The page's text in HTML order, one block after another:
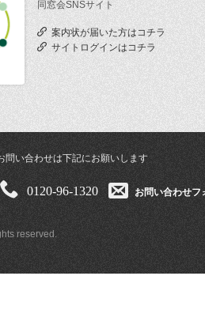
同窓会SNSサイト
案内状が届いた方はコチラ
サイトログインはコチラ
問い合わせは下記にお願いします
0120-96-1320 お問い合わせフ
reserved.